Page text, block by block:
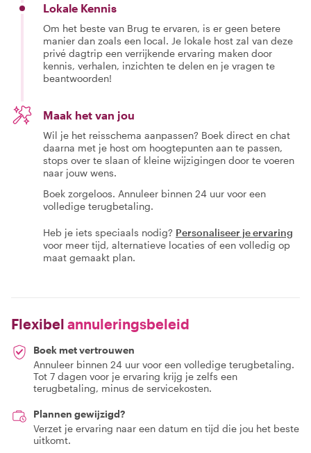
Lokale Kennis
Om het beste van Brug te ervaren, is er geen betere
manier dan zoals een local. Je lokale host zal van deze
privé dagtrip een verrijkende ervaring maken door
kennis, verhalen, inzichten te delen en je vragen te
beantwoorden!
Maak het van jou
Wil je het reisschema aanpassen? Boek direct en chat
daarna met je host om hoogtepunten aan te passen,
stops over te slaan of kleine wijzigingen door te voeren
naar jouw wens.
Boek zorgeloos. Annuleer binnen 24 uur voor een
volledige terugbetaling.
Heb je iets speciaals nodig? Personaliseer je ervaring
voor meer tijd, alternatieve locaties of een volledig op
maat gemaakt plan.
Flexibel annuleringsbeleid
Boek met vertrouwen
Annuleer binnen 24 uur voor een volledige terugbetaling.
Tot 7 dagen voor je ervaring krijg je zelfs een
terugbetaling, minus de servicekosten.
Plannen gewijzigd?
Verzet je ervaring naar een datum en tijd die jou het beste
uitkomt.